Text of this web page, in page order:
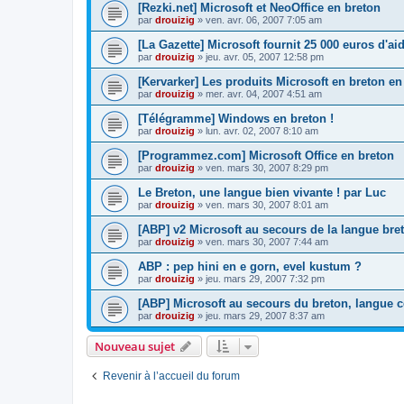
[Rezki.net] Microsoft et NeoOffice en breton
par drouizig » ven. avr. 06, 2007 7:05 am
[La Gazette] Microsoft fournit 25 000 euros
par drouizig » jeu. avr. 05, 2007 12:58 pm
[Kervarker] Les produits Microsoft en breton
par drouizig » mer. avr. 04, 2007 4:51 am
[Télégramme] Windows en breton !
par drouizig » lun. avr. 02, 2007 8:10 am
[Programmez.com] Microsoft Office en breton
par drouizig » ven. mars 30, 2007 8:29 pm
Le Breton, une langue bien vivante ! par Luc
par drouizig » ven. mars 30, 2007 8:01 am
[ABP] v2 Microsoft au secours de la langue
par drouizig » ven. mars 30, 2007 7:44 am
ABP : pep hini en e gorn, evel kustum ?
par drouizig » jeu. mars 29, 2007 7:32 pm
[ABP] Microsoft au secours du breton, langue
par drouizig » jeu. mars 29, 2007 8:37 am
Nouveau sujet
Revenir à l’accueil du forum